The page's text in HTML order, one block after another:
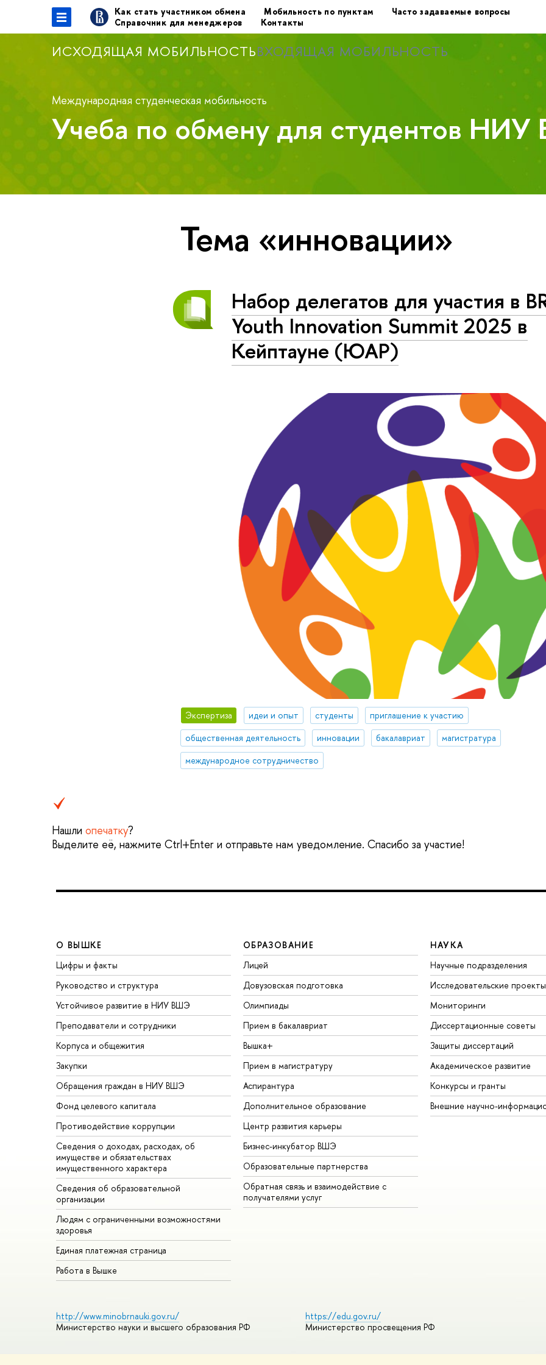
Как стать участником обмена Мобильность по пунктам
Часто задаваемые вопросы
Справочник для менеджеров
Контакты
ИСХОДЯЩАЯ МОБИЛЬНОСТЬВХОДЯЩАЯ МОБИЛЬНОСТЬ
Международная студенческая мобильность
Учеба по обмену для студентов
Тема «инновации»
Набор делегатов для участия в
Youth Innovation Summit 2025 в
Кейптауне (ЮАР)
Экспертиза идеи и опыт студенты
приглашение к участию
общественная деятельность
инновации бакалавриат
магистратура
международное сотрудничество
Нашли опечатку?
Выделите её, нажмите Ctrl+Enter и отправьте нам уведомление. Спасибо за участие!
О ВЫШКЕ
Цифры и факты
Руководство и структура
Устойчивое развитие в НИУ ВШЭ
Преподаватели и сотрудники
Корпуса и общежития
Закупки
Обращения граждан в НИУ ВШЭ
Фонд целевого капитала
Противодействие коррупции
Сведения о доходах, расходах, об
имуществе и обязательствах
имущественного характера
Сведения об образовательной
организации
Людям с ограниченными возможностями
здоровья
Единая платежная страница
Работа в Вышке
ОБРАЗОВАНИЕ
Лицей
Довузовская подготовка
Олимпиады
Прием в бакалавриат
Вышка+
Прием в магистратуру
Аспирантура
Дополнительное образование
Центр развития карьеры
Бизнес-инкубатор ВШЭ
Образовательные партнерства
Обратная связь и взаимодействие с
получателями услуг
НАУКА
Научные подразделения
Исследовательские проекты
Мониторинги
Диссертационные советы
Защиты диссертаций
Академическое развитие
Конкурсы и гранты
Внешние научно-
http://www.minobrnauki.gov.ru/
Министерство науки и высшего образования РФ
https://edu.gov.ru/
Министерство просвещения РФ